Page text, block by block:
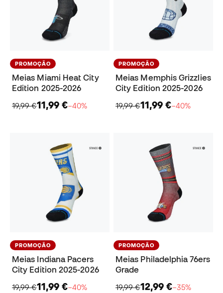
PROMOÇÃO
Meias Miami Heat City
Edition 2025-2026
19,99 €11,99 €−40%
PROMOÇÃO
Meias Memphis Grizzlies
City Edition 2025-2026
19,99 €11,99 €−40%
PROMOÇÃO
Meias Indiana Pacers
City Edition 2025-2026
19,99 €11,99 €−40%
PROMOÇÃO
Meias Philadelphia 76ers
Grade
19,99 €12,99 €−35%